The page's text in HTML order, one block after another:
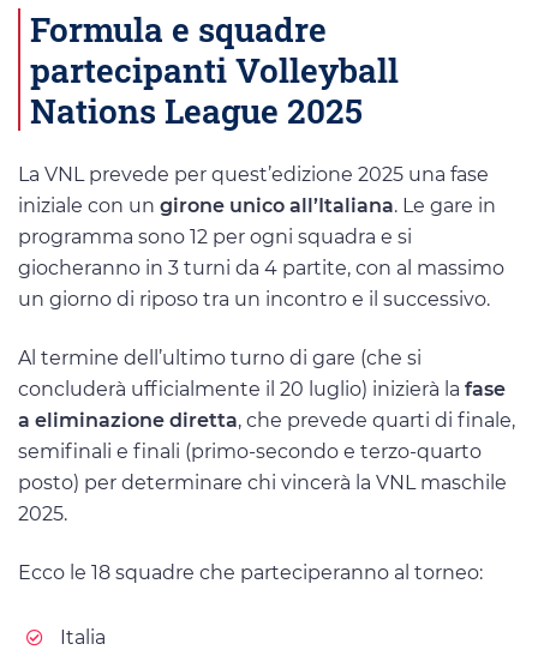
Formula e squadre
partecipanti Volleyball
Nations League 2025
La VNL prevede per quest’edizione 2025 una fase
iniziale con un girone unico all’Italiana. Le gare in
programma sono 12 per ogni squadra e si
giocheranno in 3 turni da 4 partite, con al massimo
un giorno di riposo tra un incontro e il successivo.
Al termine dell’ultimo turno di gare (che si
concluderà ufficialmente il 20 luglio) inizierà la fase
a eliminazione diretta, che prevede quarti di finale,
semifinali e finali (primo-secondo e terzo-quarto
posto) per determinare chi vincerà la VNL maschile
2025.
Ecco le 18 squadre che parteciperanno al torneo:
Italia